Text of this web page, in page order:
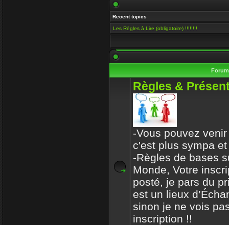
Salut Venusia, oui je
histoire de conserver
15 Mai 2019 00:13
Il y a encore quelqu'un
VénusiaBis
10 Mai 2019 11:53
Merci frérot d'avoir,
ans
mastercoach
31 Déc 2017 10:32
l-iap-t3413.html
Enjoy
30 Déc 2017 16:47
Bon voyage frerot
Recent topics
Les Règles à Lire (obligatoire) !!!!!!!!
Règles &
-Vous pouvez
c'est plus sympa
-Règles de bases
Monde, Votre
posté, je pars du
est un lieux
sinon je ne vois
inscription !!